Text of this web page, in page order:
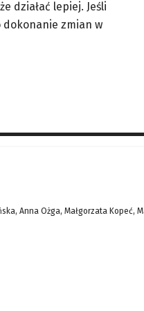
na której znalazły
mniej
znaczenie dla
Anna Ożga, Małgorzata Kopeć,
działać lepiej. Jeśli
dokonanie zmian w